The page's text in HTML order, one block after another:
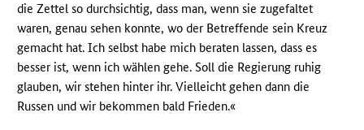
die Zettel so durchsichtig, dass man, wenn sie zugefaltet
waren, genau sehen konnte, wo der Betreffende sein Kreuz
gemacht hat. Ich selbst habe mich beraten lassen, dass es
besser ist, wenn ich wählen gehe. Soll die Regierung ruhig
glauben, wir stehen hinter ihr. Vielleicht gehen dann die
Russen und wir bekommen bald Frieden.«